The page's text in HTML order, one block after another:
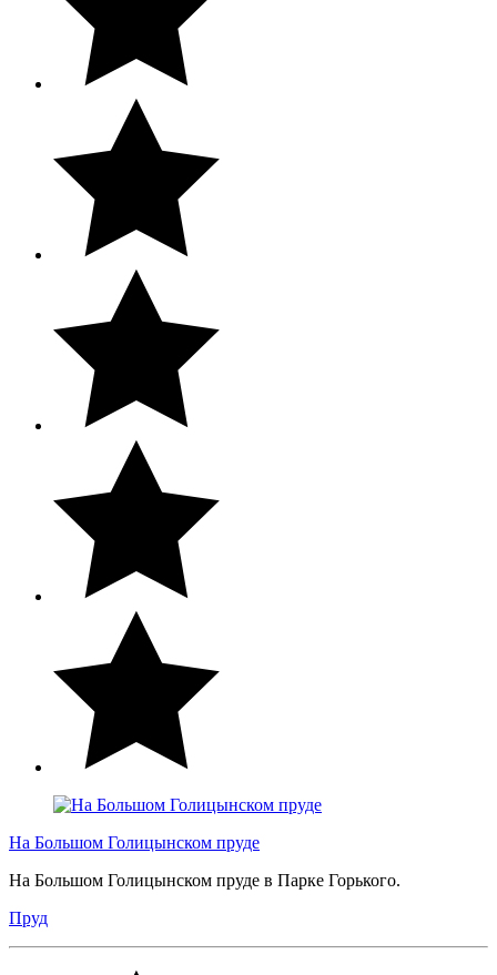
На Большом Голицынском пруде
На Большом Голицынском пруде в Парке Горького.
Пруд